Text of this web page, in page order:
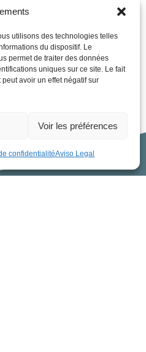
utilisons des technologies telles
du dispositif. Le
permet de traiter des données
uniques sur ce site. Le fait
avoir un effet négatif sur
Voir les préférences
confidentialitéAviso Legal